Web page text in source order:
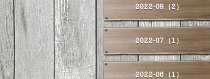
2022-09（2）
2022-07（1）
2022-06（1）